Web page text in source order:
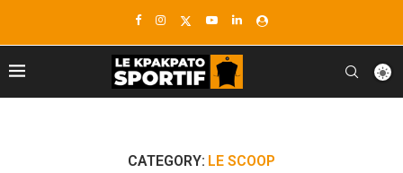
CATEGORY: LE SCOOP